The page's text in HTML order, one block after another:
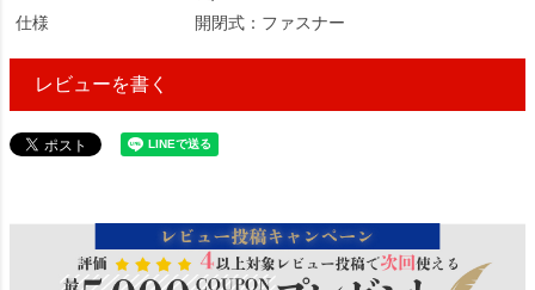
仕様
開閉式：ファスナー
レビューを書く